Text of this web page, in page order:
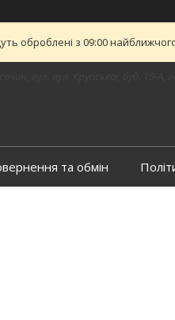
оброблені з 09:00
та обмін